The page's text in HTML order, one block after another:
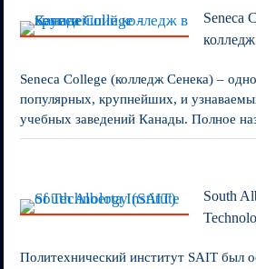
Seneca
Seneca College (колледж Сенека) –
популярных, крупнейших, и
учебных заведений Канады. Полное
South
Политехнический институт SAIT был